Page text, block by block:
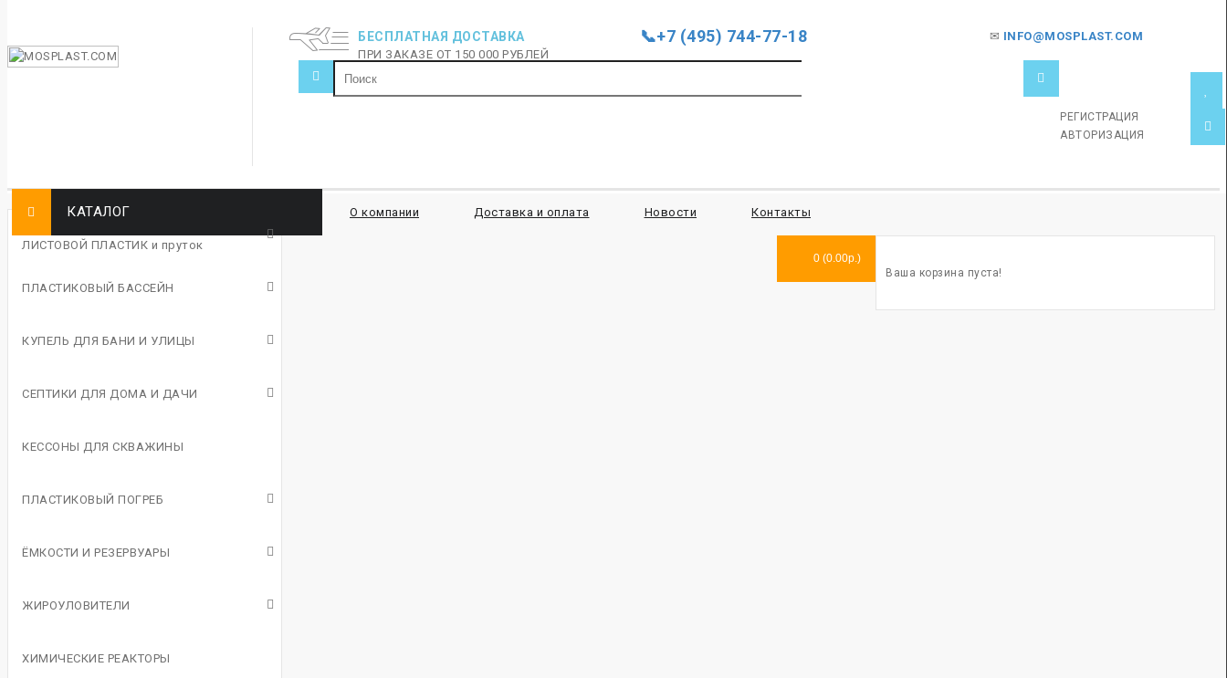
БЕСПЛАТНАЯ ДОСТАВКА
ПРИ ЗАКАЗЕ ОТ 150 000 РУБЛЕЙ
📞+7 (495) 744-77-18 ✉ INFO@MOSPLAST.COM
РЕГИСТРАЦИЯ
АВТОРИЗАЦИЯ
КАТАЛОГ О компании Доставка и оплата Новости Контакты
0 (0.00р.)
Ваша корзина пуста!
ЛИСТОВОЙ ПЛАСТИК и пруток
ПЛАСТИКОВЫЙ БАССЕЙН
КУПЕЛЬ ДЛЯ БАНИ И УЛИЦЫ
СЕПТИКИ ДЛЯ ДОМА И ДАЧИ
КЕССОНЫ ДЛЯ СКВАЖИНЫ
ПЛАСТИКОВЫЙ ПОГРЕБ
ЁМКОСТИ И РЕЗЕРВУАРЫ
ЖИРОУЛОВИТЕЛИ
ХИМИЧЕСКИЕ РЕАКТОРЫ